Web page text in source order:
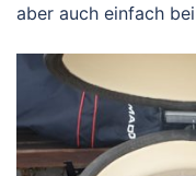
aber auch einfach bei